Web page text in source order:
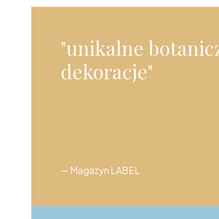
"unikalne
dekoracje"
— Magazyn LABEL